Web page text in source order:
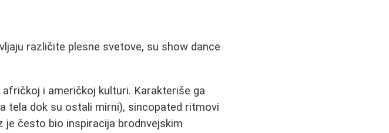
različite plesne svetove, su show dance
i američkoj kulturi. Karakteriše ga
tela dok su ostali mirni), sincopated ritmovi
je često bio inspiracija brodnvejskim